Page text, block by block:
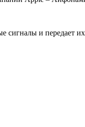
сигналы и передает